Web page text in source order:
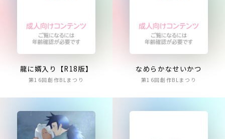
龍に婿入り【R18版】
第16回創作BLまつり
なめらかなせいかつ
第16回創作BLまつり